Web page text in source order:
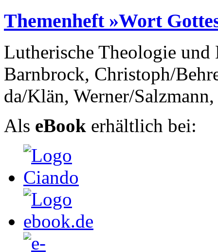
Themenheft »Wort
Lutherische Theologie
Barnbrock, Christoph/
da/Klän, Werner/
Als eBook erhältlich bei: